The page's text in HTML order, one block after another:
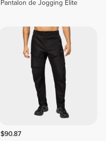
Pantalon de Jogging Elite
$90.87